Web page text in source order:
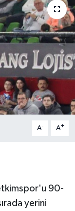
A- A+
90-
yerini